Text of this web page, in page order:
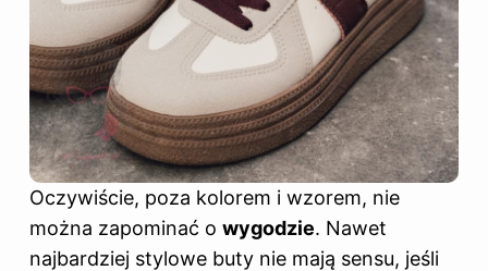
Oczywiście, poza kolorem i wzorem, nie
można zapominać o wygodzie. Nawet
najbardziej stylowe buty nie mają sensu, jeśli